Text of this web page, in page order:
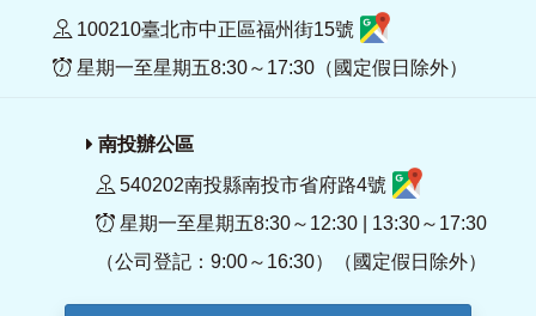
100210臺北市中正區福州街15號
星期一至星期五8:30～17:30（國定假日除外）
南投辦公區
540202南投縣南投市省府路4號
星期一至星期五8:30～12:30 | 13:30～17:30
（公司登記：9:00～16:30）（國定假日除外）